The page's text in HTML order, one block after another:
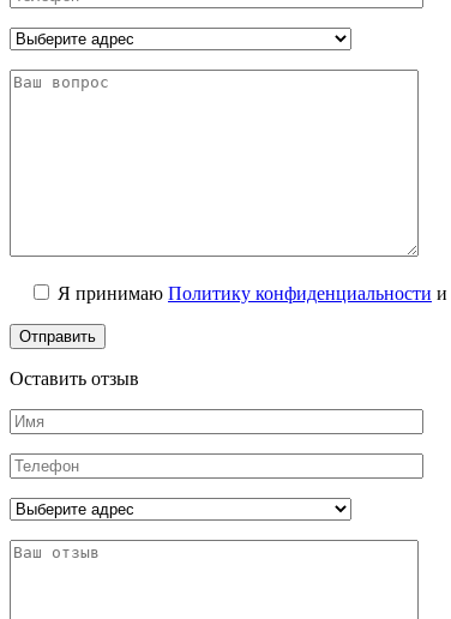
Я принимаю Политику конфиденциальности и
Оставить отзыв